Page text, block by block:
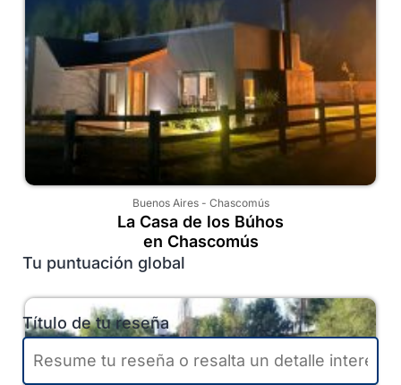
Buenos Aires- Chascomús
La Casa de los Búhos
en Chascomús
Tu puntuación global
Título de tu reseña